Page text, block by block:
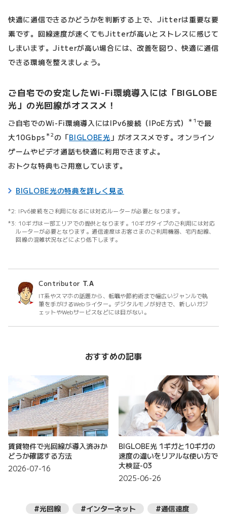
快適に通信できるかどうかを判断する上で、Jitterは重要な要
素です。回線速度が速くてもJitterが高いとストレスに感じて
しまいます。Jitterが高い場合には、改善を図り、快適に通信
できる環境を整えましょう。
ご自宅での安定したWi-Fi環境導入には「BIGLOBE
光」の光回線がオススメ！
ご自宅でのWi-Fi環境導入にはIPv6接続（IPoE方式） ＊1 で最
大10Gbps ＊2の「BIGLOBE光 」がオススメです。オンライン
ゲームやビデオ通話も快適に利用できますよ。
おトクな特典もご用意しています。
BIGLOBE光の特典を詳しく見る
IPv6接続をご利用になるには対応ルーターが必要となります。
10ギガは一部エリアでの提供となります。10ギガタイプのご利用には対応
ルーターが必要となります。通信速度はお客さまのご利用機器、宅内配線、
回線の混雑状況などにより低下します。
Contributor T.A
IT系やスマホの話題から、転職や節約術まで幅広いジャンルで執
筆を手がけるWebライター。デジタルモノが好きで、新しいガジ
ェットやWebサービスなどには目がない。
おすすめの記事
賃貸物件で光回線が導入済みか
どうか確認する方法
2026-07-16
BIGLOBE光 1ギガと10ギガの
速度の違いをリアルな使い方で
大検証-03
2025-06-26
#光回線 #インターネット #通信速度